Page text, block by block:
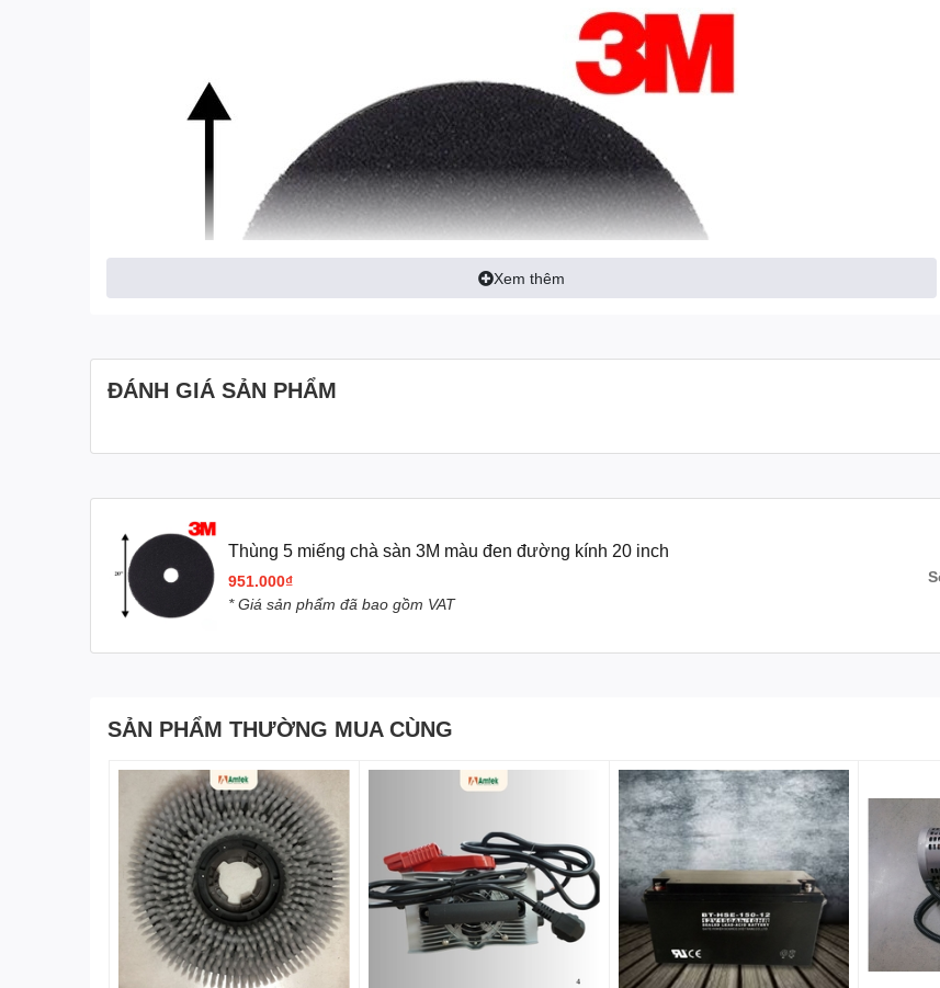
Chất Liệu Cao Cấp
mài mòn tốt. Chất liệu này giúp miếng chà sàn hoạt động hiệu quả trên nhiều loại bề mặt khác nhau mà
không gây hư hại.
Hiệu Suất Làm Sạch Vượt Trội
Miếng chà sàn 3M được thiết kế để loại bỏ các vết bẩn cứng đầu, dầu mỡ và các chất bám dính khác một
cách nhanh chóng và hiệu quả. Đường kính 20 inch giúp tăng diện tích làm sạch, giảm thời gian và công
sức cần thiết.
Đa Dụng và Linh Hoạt
Sản phẩm phù hợp với nhiều loại máy chà sàn và có thể sử dụng trên nhiều bề mặt sàn khác nhau như
Xem thêm
ĐÁNH GIÁ SẢN PHẨM
Thùng 5 miếng chà sàn 3M màu đen đường kính 20 inch
951.000₫
* Giá sản phẩm đã bao gồm VAT
SẢN PHẨM THƯỜNG MUA CÙNG